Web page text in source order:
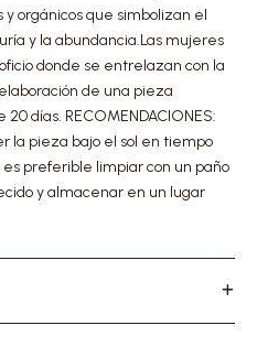
orgánicos que simbolizan el
y la abundancia.Las mujeres
donde se entrelazan con la
de una pieza
días. RECOMENDACIONES:
la pieza bajo el sol en tiempo
es preferible limpiar con un paño
y almacenar en un lugar